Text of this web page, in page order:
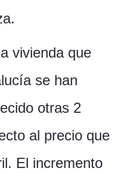
vivienda que
se han
otras 2
al precio que
El incremento